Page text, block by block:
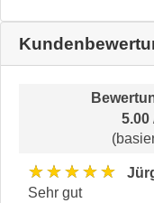
5.00
★★★★★
Sehr gut